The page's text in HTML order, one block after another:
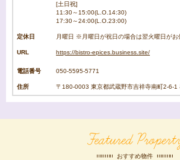
[土日祝]
11:30～15:00(L.O.14:30)
17:30～24:00(L.O.23:00)
定休日 月曜日 ※月曜日が祝日の場合は翌火曜日がお
URL https://bistro-epices.business.site/
電話番号 050-5595-5771
住所 〒180-0003 東京都武蔵野市吉祥寺南町2-6-1
Featured
おすすめ物件